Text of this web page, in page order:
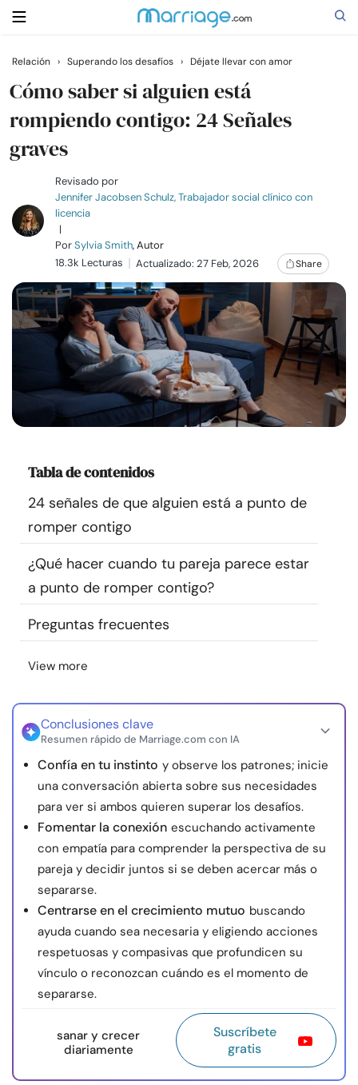
Buscar
Casarse
Relaciones
Familia
Ayuda
Cursos
Recursos
Comunidad
Encuentra un terapeuta
Idioma
nosotros
© Copyright 2026. Todos los derechos reservados.
Relación › Superando los desafíos › Déjate llevar con amor
Cómo saber si alguien está
rompiendo contigo: 24 Señales
graves
Revisado por
Jennifer Jacobsen Schulz, Trabajador social clínico con
licencia
|
PorSylvia Smith, Autor
18.3k Lecturas
Actualizado: 27 Feb, 2026 Share
Tabla de contenidos
24 señales de que alguien está a punto de
romper contigo
¿Qué hacer cuando tu pareja parece estar
a punto de romper contigo?
Preguntas frecuentes
View more
Conclusiones clave
Resumen rápido de Marriage.com con IA
Confía en tu instinto y observe los patrones; inicie
una conversación abierta sobre sus necesidades
para ver si ambos quieren superar los desafíos.
Fomentar la conexión escuchando activamente
con empatía para comprender la perspectiva de su
pareja y decidir juntos si se deben acercar más o
separarse.
Centrarse en el crecimiento mutuo buscando
ayuda cuando sea necesaria y eligiendo acciones
respetuosas y compasivas que profundicen su
vínculo o reconozcan cuándo es el momento de
separarse.
sanar y crecer
diariamente
Suscríbete
gratis